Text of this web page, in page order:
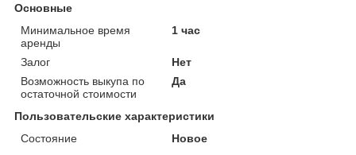
Основные
Минимальное время
аренды
1 час
Залог
Нет
Возможность выкупа по
остаточной стоимости
Да
Пользовательские характеристики
Состояние
Новое